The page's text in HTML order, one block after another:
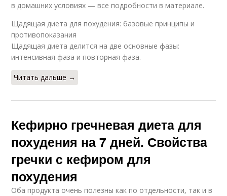
в домашних условиях — все подробности в материале.
Щадящая диета для похудения: базовые принципы и
противопоказания
Щадящая диета делится на две основные фазы:
интенсивная фаза и повторная фаза.
Читать дальше →
Кефирно гречневая диета для
похудения на 7 дней. Свойства
гречки с кефиром для
похудения
Оба продукта очень полезны как по отдельности, так и в